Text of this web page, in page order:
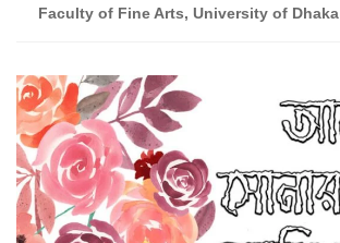
Faculty of Fine Arts, University of Dhaka